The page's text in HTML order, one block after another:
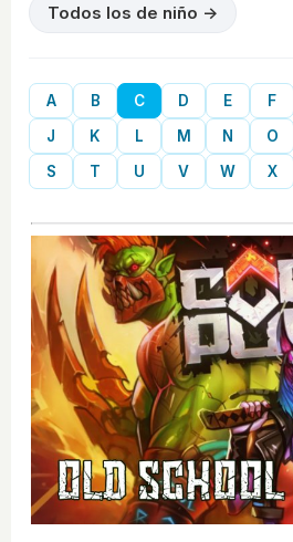
Todos los de niño →
A B C D E F
J
K L M N O
S
T U V W X